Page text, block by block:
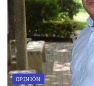
OPINIÓN